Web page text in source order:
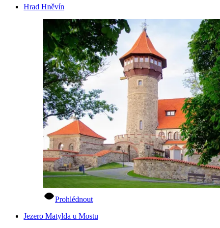
Hrad Hněvín
Prohlédnout
Jezero Matylda u Mostu